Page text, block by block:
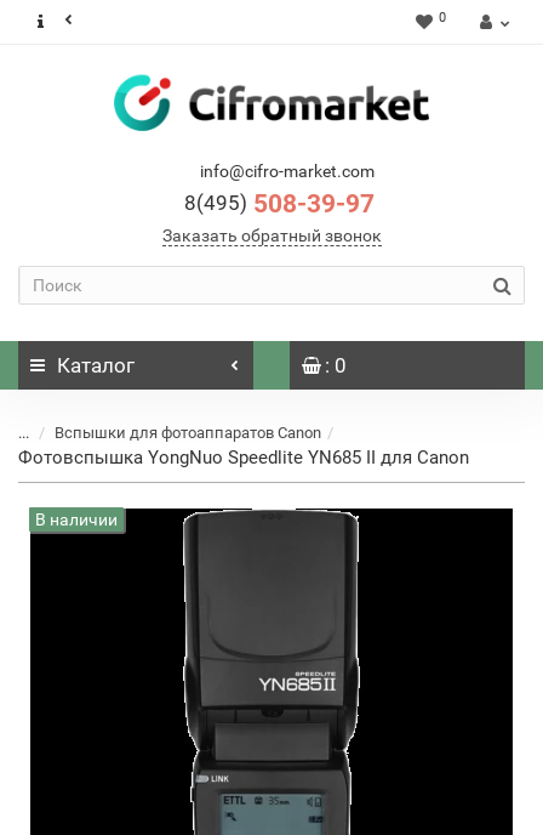
0
info@cifro-market.com
8(495) 508-39-97
Заказать обратный звонок
Каталог : 0
... Вспышки для фотоаппаратов Canon
Фотовспышка YongNuo Speedlite YN685 II для Canon
В наличии